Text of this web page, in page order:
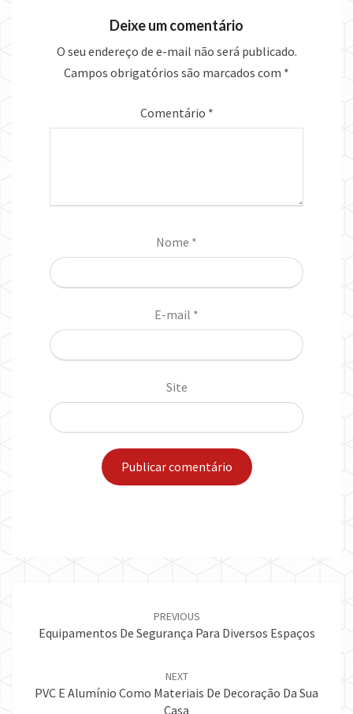
Deixe um comentário
O seu endereço de e-mail não será publicado.
Campos obrigatórios são marcados com *
Comentário *
Nome *
E-mail *
Site
PREVIOUS
Equipamentos De Segurança Para Diversos Espaços
NEXT
PVC E Alumínio Como Materiais De Decoração Da Sua
Casa